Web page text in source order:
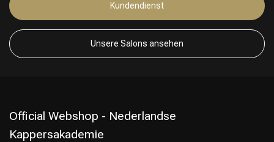
Kundendienst
Unsere Salons ansehen
Official Webshop - Nederlandse
Kappersakademie